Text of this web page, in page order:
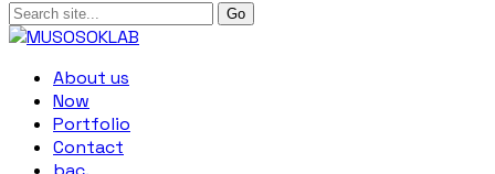
About us
Now
Portfolio
Contact